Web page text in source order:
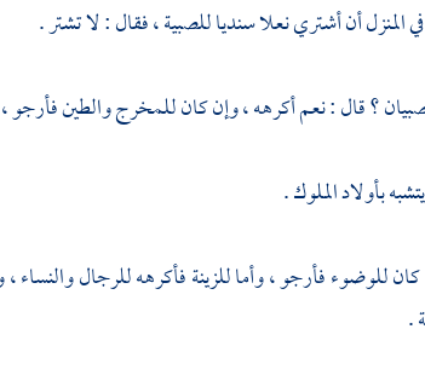
المنزل أن أشتري نعلا سنديا للصبية ، فقال : لا تشتر .
؟ قال : نعم أكرهه ، وإن كان للمخرج والطين فأرجو ،
بأولاد الملوك .
كان للوضوء فأرجو ، وأما للزينة فأكرهه للرجال والنساء
.